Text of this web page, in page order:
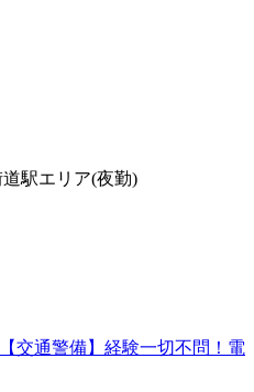
駅エリア(夜勤)
交通警備】経験一切不問！電